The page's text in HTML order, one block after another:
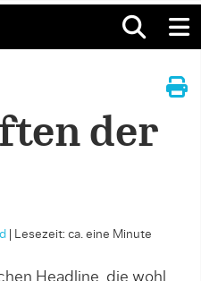
der
Lesezeit: ca. eine Minute
Headline, die wohl